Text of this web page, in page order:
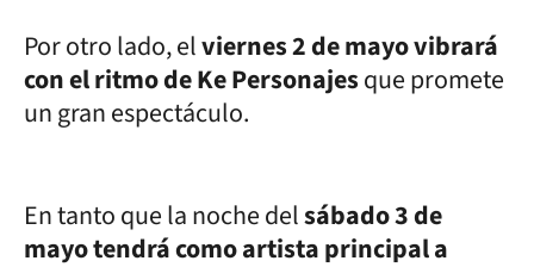
Por otro lado, elviernes 2 de mayo vibrará
con el ritmo de Ke Personajesque promete
un gran espectáculo.
En tanto que la noche delsábado 3 de
mayo tendrá como artista principal a